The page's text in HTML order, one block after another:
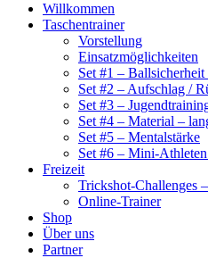
Willkommen
Taschentrainer
Vorstellung
Einsatzmöglichkeiten
Set #1 –
Set #2 – Aufschlag /
Set #3 –
Set #4 – Material –
Set #5 – Mentalstärke
Set #6 – Mini-
Freizeit
Trickshot-Challenges
Online-Trainer
Shop
Über uns
Partner